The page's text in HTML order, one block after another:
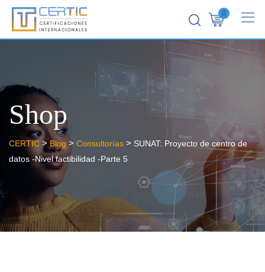
0
Shop
CERTIC >Blog > Consultorías > SUNAT: Proyecto de centro de
datos -Nivel factibilidad -Parte 5